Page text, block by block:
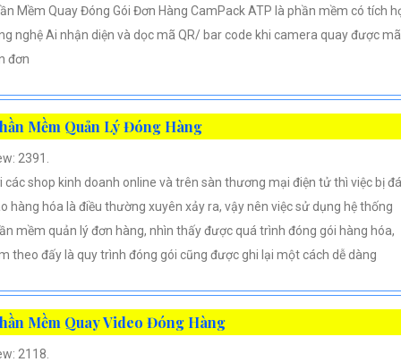
Mềm Quay Đóng Gói Đơn Hàng CamPack ATP là phần mềm có tích
nghệ Ai nhận diện và dọc mã QR/ bar code khi camera quay được mã
đơn
Mềm Quản Lý Đóng Hàng
2391.
các shop kinh doanh online và trên sàn thương mại điện tử thì việc bị
hàng hóa là điều thường xuyên xảy ra, vậy nên việc sử dụng hệ thống
mềm quản lý đơn hàng, nhìn thấy được quá trình đóng gói hàng hóa,
theo đấy là quy trình đóng gói cũng được ghi lại một cách dễ dàng
Mềm Quay Video Đóng Hàng
2118.